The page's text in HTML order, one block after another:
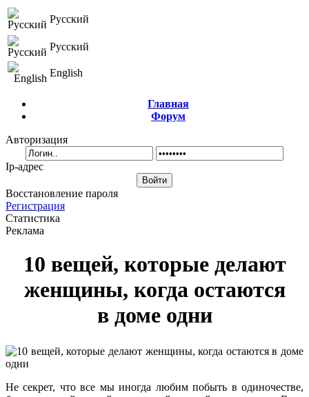
Русский
Русский
English
Главная
Форум
Авторизация
Ip-адрес
Восстановление пароля
Регистрация
Статистика
Реклама
10 вещей, которые делают
женщины, когда остаются
в доме одни
Не секрет, что все мы иногда любим побыть в одиночестве,